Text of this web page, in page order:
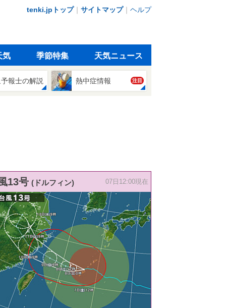
tenki.jpトップ｜ サイトマップ｜ ヘルプ
気 季節特集 天気ニュース
報士の解説 熱中症情報 注目
13号 (ドルフィン) 07日12:00現在